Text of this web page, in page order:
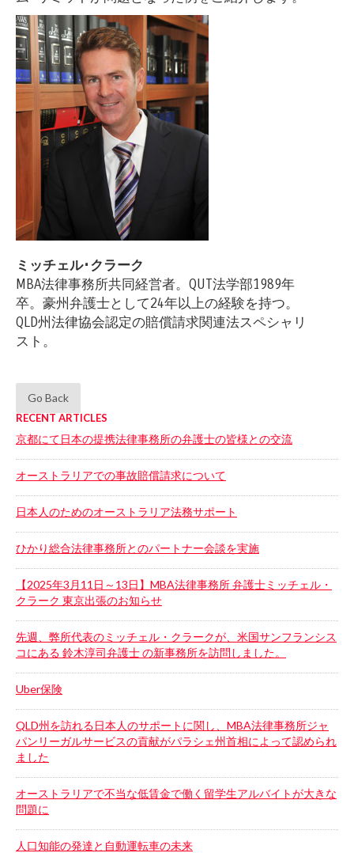
ミッチェル･クラーク
MBA法律事務所共同経営者。QUT法学部1989年
卒。豪州弁護士として24年以上の経験を持つ。
QLD州法律協会認定の賠償請求関連法スペシャリ
スト。
Go Back
RECENT ARTICLES
京都にて日本の提携法律事務所の弁護士の皆様との交流
オーストラリアでの事故賠償請求について
日本人のためのオーストラリア法務サポート
ひかり総合法律事務所とのパートナー会談を実施
【2025年3月11日～13日】MBA法律事務所 弁護士ミッチェル・
クラーク 東京出張のお知らせ
先週、弊所代表のミッチェル・クラークが、米国サンフランシス
コにある 鈴木淳司弁護士 の新事務所を訪問しました。
Uber保険
QLD州を訪れる日本人のサポートに関し、MBA法律事務所ジャ
パンリーガルサービスの貢献がパラシェ州首相によって認められ
ました
オーストラリアで不当な低賃金で働く留学生アルバイトが大きな
問題に
人口知能の発達と自動運転車の未来